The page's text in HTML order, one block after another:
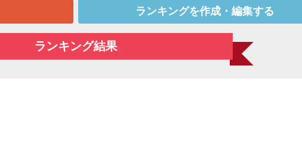
ランキングを作成・編集する
ランキング結果